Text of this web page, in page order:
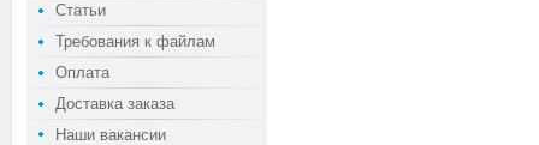
Статьи
Требования к файлам
Оплата
Доставка заказа
Наши вакансии